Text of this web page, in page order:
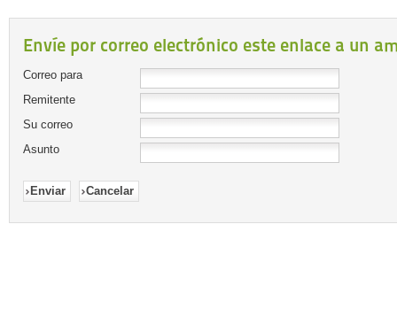
Envíe por correo electrónico este enlace a un
Correo para
Remitente
Su correo
Asunto
Enviar Cancelar